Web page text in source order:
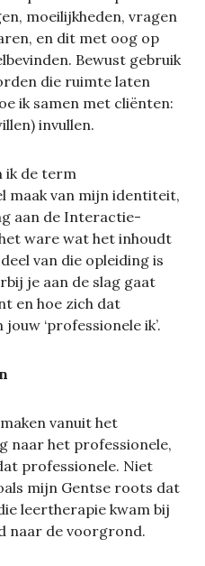
moeilijkheden, vragen
en dit met oog op
Bewust gebruik
die ruimte laten
ik samen met cliënten:
invullen.
ik de term
maak van mijn identiteit,
aan de Interactie-
ware wat het inhoudt
van die opleiding is
je aan de slag gaat
en hoe zich dat
‘professionele ik’.
vanuit het
naar het professionele,
professionele. Niet
mijn Gentse roots dat
leertherapie kwam bij
naar de voorgrond.